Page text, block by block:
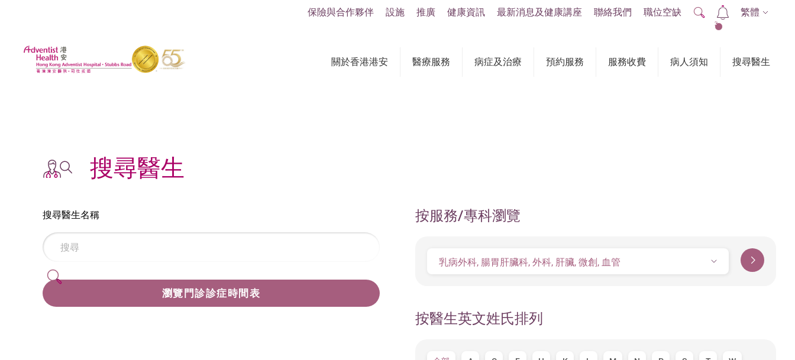
關於香港港安 醫療服務 病症及治療 預約服務 服務收費 病人須知 搜尋醫生
保險與合作夥伴 設施 推廣 健康資訊 最新消息及健康講座 聯絡我們 職位空缺
2
繁體
搜尋醫生
搜尋醫生名稱
瀏覽門診診症時間表
按服務/專科瀏覽
乳病外科, 腸胃肝臟科, 外科, 肝臟, 微創, 血管
按醫生英文姓氏排列